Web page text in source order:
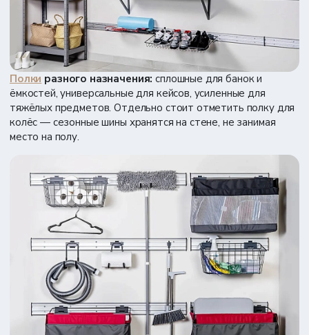
Полки разного назначения: сплошные для банок и
ёмкостей, универсальные для кейсов, усиленные для
тяжёлых предметов. Отдельно стоит отметить полку для
колёс — сезонные шины хранятся на стене, не занимая
место на полу.